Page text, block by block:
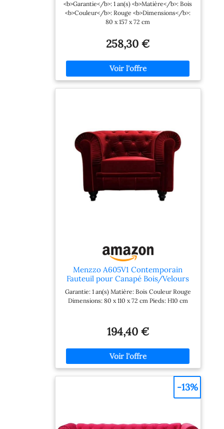
<b>Garantie</b>: 1 an(s) <b>Matière</b>: Bois
<b>Couleur</b>: Rouge <b>Dimensions</b>:
80 x 157 x 72 cm
258,30 €
Menzzo A605V1 Contemporain
Fauteuil pour Canapé Bois/Velours
Rouge 80 x 110 x 72 cm
Garantie: 1 an(s) Matière: Bois Couleur Rouge
Dimensions: 80 x 110 x 72 cm Pieds: H10 cm
194,40 €
-13%